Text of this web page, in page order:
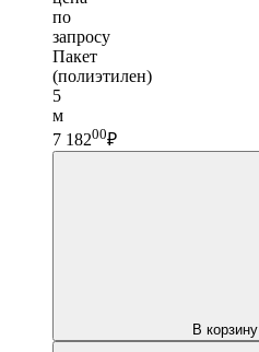
по
запросу
Пакет
(полиэтилен)
5
м
7 18200₽
В корзину